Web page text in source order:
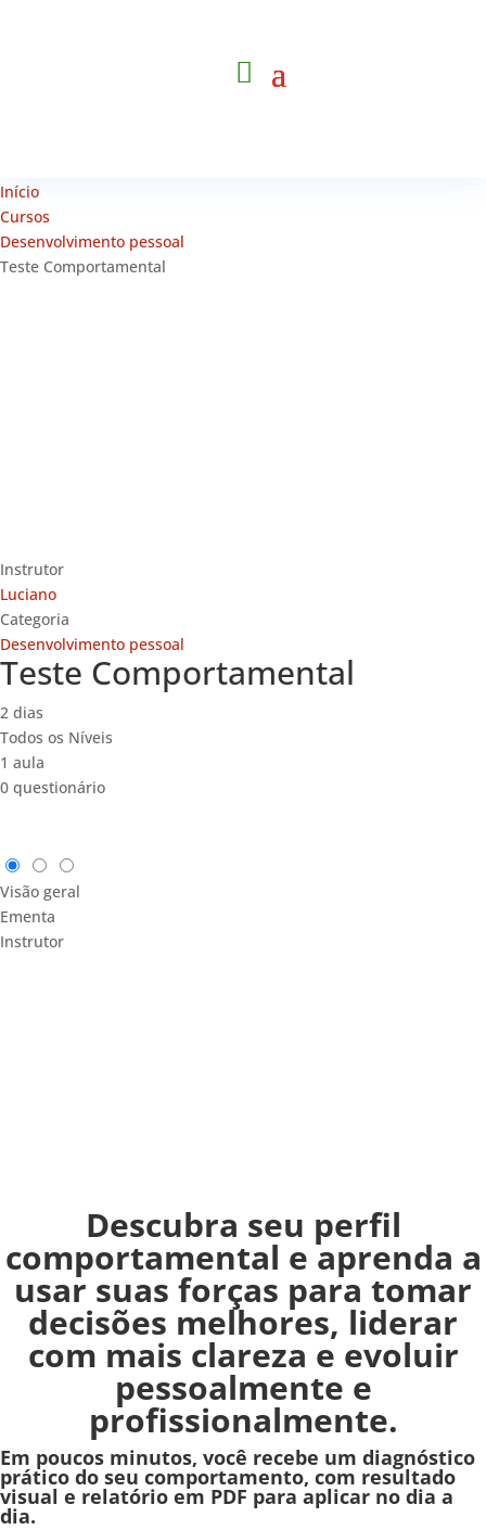
Início
Cursos
Desenvolvimento pessoal
Teste Comportamental
Instrutor
Luciano
Categoria
Desenvolvimento pessoal
Teste Comportamental
2 dias
Todos os Níveis
1 aula
0 questionário
Visão geral
Ementa
Instrutor
Descubra seu perfil
comportamental e aprenda a
usar suas forças para tomar
decisões melhores, liderar
com mais clareza e evoluir
pessoalmente e
profissionalmente.
Em poucos minutos, você recebe um diagnóstico
prático do seu comportamento, com resultado
visual e relatório em PDF para aplicar no dia a
dia.